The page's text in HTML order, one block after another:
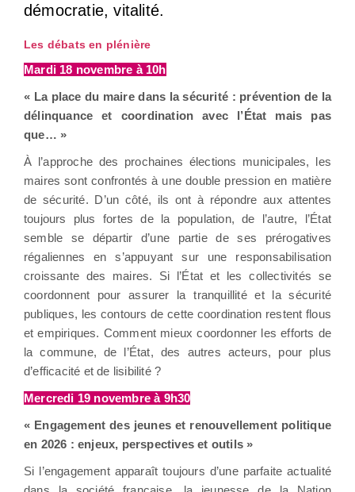
démocratie, vitalité.
Les débats en plénière
Mardi 18 novembre à 10h
« La place du maire dans la sécurité : prévention de la
délinquance et coordination avec l’État mais pas
que… »
À l’approche des prochaines élections municipales, les
maires sont confrontés à une double pression en matière
de sécurité. D’un côté, ils ont à répondre aux attentes
toujours plus fortes de la population, de l’autre, l’État
semble se départir d’une partie de ses prérogatives
régaliennes en s’appuyant sur une responsabilisation
croissante des maires. Si l’État et les collectivités se
coordonnent pour assurer la tranquillité et la sécurité
publiques, les contours de cette coordination restent flous
et empiriques. Comment mieux coordonner les efforts de
la commune, de l’État, des autres acteurs, pour plus
d’efficacité et de lisibilité ?
Mercredi 19 novembre à 9h30
« Engagement des jeunes et renouvellement politique
en 2026 : enjeux, perspectives et outils »
Si l’engagement apparaît toujours d’une parfaite actualité